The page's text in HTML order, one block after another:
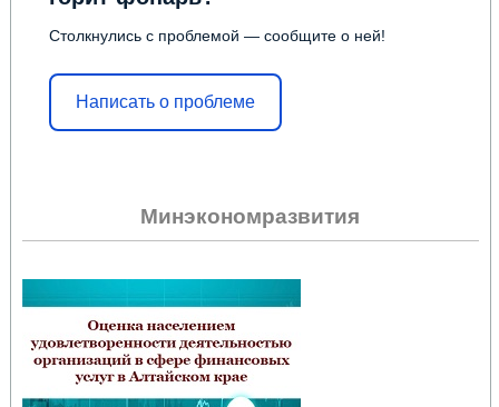
Столкнулись с проблемой — сообщите о ней!
Написать о проблеме
Минэкономразвития